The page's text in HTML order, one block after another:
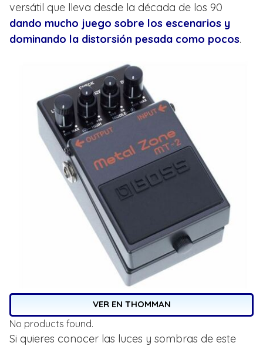
versátil que lleva desde la década de los 90
dando mucho juego sobre los escenarios y
dominando la distorsión pesada como pocos.
VER EN THOMMAN
No products found.
Si quieres conocer las luces y sombras de este